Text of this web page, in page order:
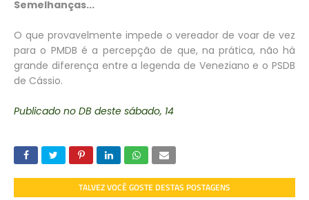
Semelhanças...
O que provavelmente impede o vereador de voar de vez
para o PMDB é a percepção de que, na prática, não há
grande diferença entre a legenda de Veneziano e o PSDB
de Cássio.
Publicado no DB deste sábado, 14
TALVEZ VOCÊ GOSTE DESTAS POSTAGENS